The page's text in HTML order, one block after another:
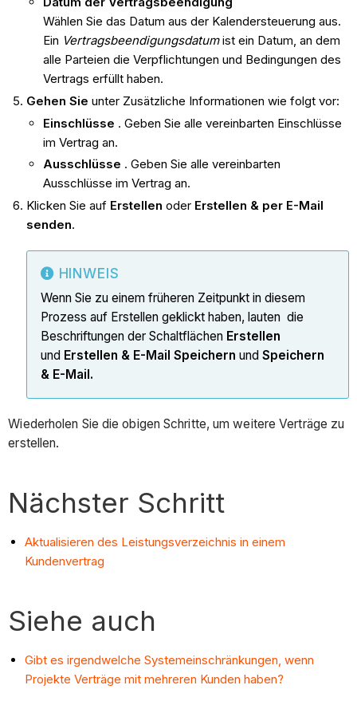
Wählen Sie das Datum aus der Kalendersteuerung aus.
Ein Vertragsbeendigungsdatumist ein Datum, an dem
alle Parteien die Verpflichtungen und Bedingungen des
Vertrags erfüllt haben.
Gehen Sie unter Zusätzliche Informationen wie folgt vor:
Einschlüsse . Geben Sie alle vereinbarten Einschlüsse
im Vertrag an.
Ausschlüsse . Geben Sie alle vereinbarten
Ausschlüsse im Vertrag an.
Klicken Sie auf Erstellen oder Erstellen & per E-Mail
senden.
HINWEIS
Wenn Sie zu einem früheren Zeitpunkt in diesem
Prozess auf Erstellen geklickt haben, lauten die
Beschriftungen der Schaltflächen Erstellen
und Erstellen & E-Mail Speichern und Speichern
& E-Mail.
Wiederholen Sie die obigen Schritte, um weitere Verträge zu
erstellen.
Nächster Schritt
Aktualisieren des Leistungsverzeichnis in einem
Kundenvertrag
Siehe auch
Gibt es irgendwelche Systemeinschränkungen, wenn
Projekte Verträge mit mehreren Kunden haben?